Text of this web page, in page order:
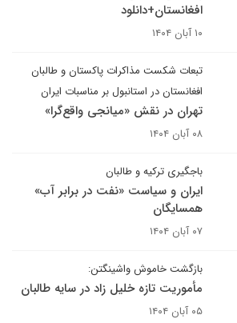
افغانستان+دانلود
۱۰ آبان ۱۴۰۴
تبعات شکست مذاکرات پاکستان و طالبان
افغانستان در استانبول بر مناسبات ایران
تهران در نقش «میانجی واقع‌گرا»
۰۸ آبان ۱۴۰۴
باجگیری ترکیه و طالبان
ایران و سیاست «نفت در برابر آب»
همسایگان
۰۷ آبان ۱۴۰۴
بازگشت خاموش واشینگتن:
مأموریت تازه خلیل زاد در سایه طالبان
۰۵ آبان ۱۴۰۴